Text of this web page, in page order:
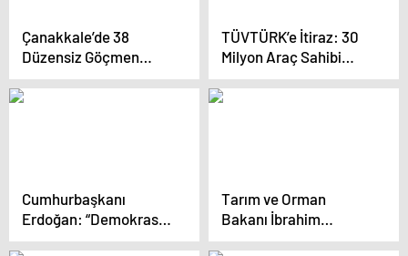
Çanakkale’de 38
Düzensiz Göçmen
Yakalandı
TÜVTÜRK’e İtiraz: 30
Milyon Araç Sahibi
Mağdur
Cumhurbaşkanı
Erdoğan: “Demokrasi
ve insan hakları
Tarım ve Orman
Bakanı İbrahim
Yumaklı: “Cumhur